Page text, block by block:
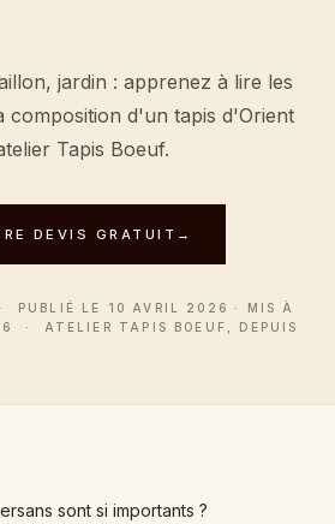
jardin : apprenez à lire les
composition d'un tapis d'Orient
Tapis Boeuf.
DEVIS GRATUIT →
PUBLIÉ LE 10 AVRIL 2026 · MIS À
· ATELIER TAPIS BOEUF, DEPUIS
sont si importants ?